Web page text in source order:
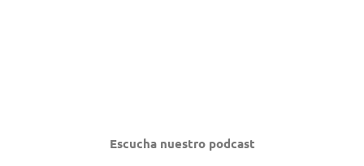
Escucha nuestro podcast